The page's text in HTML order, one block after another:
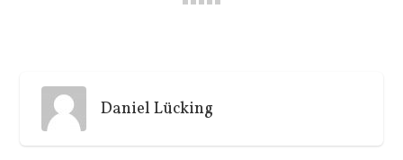
Daniel Lücking